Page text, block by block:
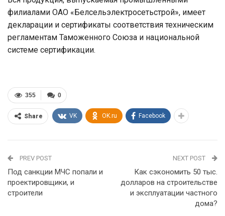
филиалами ОАО «Белсельэлектросетьстрой», имеет
декларации и сертификаты соответствия техническим
регламентам Таможенного Союза и национальной
системе сертификации.
0
355
Share VK OK.ru Facebook
PREV POST
Под санкции МЧС попали и
проектировщики, и
строители
NEXT POST
Как сэкономить 50 тыс.
долларов на строительстве
и эксплуатации частного
дома?